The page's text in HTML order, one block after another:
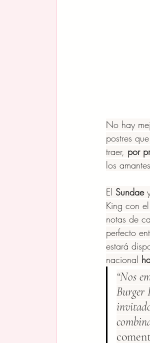
No hay
postres
traer, por
los
El Sundae
King con
notas de
perfecto
estará
nacional
“Nos
Burger